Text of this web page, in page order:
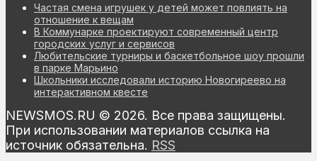
Частая смена игрушек у детей может повлиять на
отношение к вещам
В Коммунарке проектируют современный центр
городских услуг и сервисов
Любительские турниры и баскетбольное шоу прошли
в парке Марьино
Школьники исследовали историю Новогиреево на
интерактивном квесте
NEWSMOS.RU © 2026. Все права защищены.
При использовании материалов ссылка на
источник обязательна. RSS